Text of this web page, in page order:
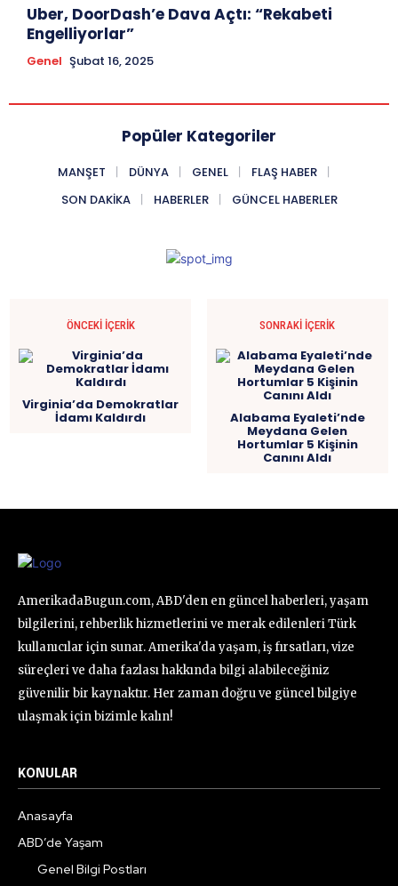
Uber, DoorDash’e Dava Açtı: “Rekabeti
Engelliyorlar”
Genel Şubat 16, 2025
Popüler Kategoriler
MANŞET DÜNYA GENEL
FLAŞ HABER
SON DAKIKA
HABERLER GÜNCEL HABERLER
ÖNCEKI İÇERIK
Virginia’da Demokratlar
İdamı Kaldırdı
SONRAKI İÇERIK
Alabama Eyaleti’nde
Meydana Gelen
Hortumlar 5 Kişinin
Canını Aldı
AmerikadaBugun.com, ABD'den en güncel haberleri, yaşam
bilgilerini, rehberlik hizmetlerini ve merak edilenleri Türk
kullanıcılar için sunar. Amerika'da yaşam, iş fırsatları, vize
süreçleri ve daha fazlası hakkında bilgi alabileceğiniz
güvenilir bir kaynaktır. Her zaman doğru ve güncel bilgiye
ulaşmak için bizimle kalın!
KONULAR
Anasayfa
ABD’de Yaşam
Genel Bilgi Postları